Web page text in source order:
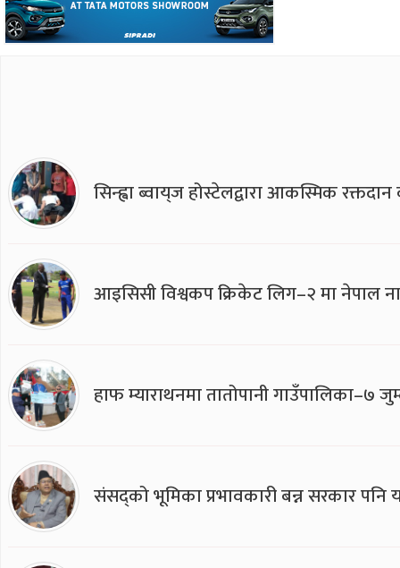
सिन्ह्वा ब्वाय्‌ज होस्टेलद्वारा आकस्मिक
आइसिसी विश्वकप क्रिकेट लिग–२ मा नेपाल
हाफ म्याराथनमा तातोपानी गाउँपालिका–७
संसद्को भूमिका प्रभावकारी बन्न सरकार पनि